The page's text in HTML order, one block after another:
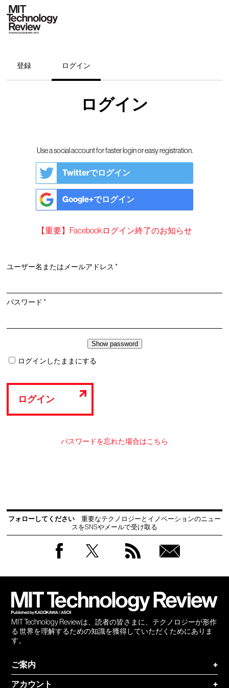
登録 ログイン
ログイン
Use a social account for faster login or easy registration.
Twitterでログイン
Google+でログイン
【重要】Facebookログイン終了のお知らせ
ユーザー名またはメールアドレス*必
パスワード*必
ログインしたままにする
ログイン
パスワードを忘れた場合はこちら
フォローしてください
重要なテクノロジーとイノベーションのニュー
スをSNSやメールで受け取る
MIT Technology Reviewは、読者の皆さまに、テクノロジーが形作
る 世界を理解するための知識を獲得していただくためにありま
す。
ご案内
+
アカウント
+